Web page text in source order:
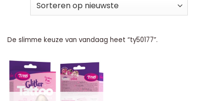
De slimme keuze van vandaag heet “ty50177”.